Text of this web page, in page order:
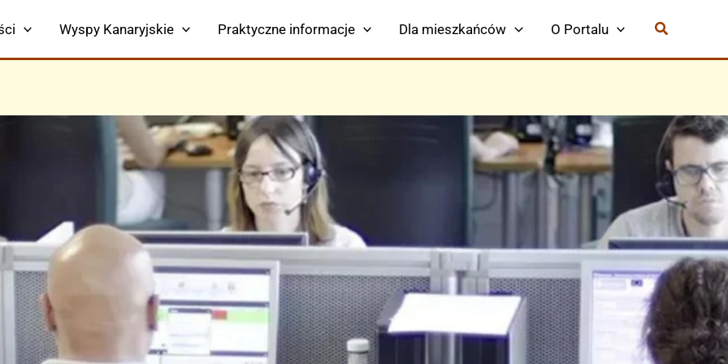
Wyspy Kanaryjskie Praktyczne informacje Dla mieszkańców O Portalu